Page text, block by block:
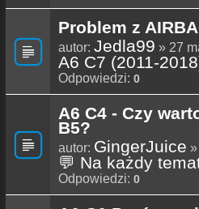
Problem z
autor: Jedla99 » 27
A6 C7 (2011-
Odpowiedzi: 0
A6 C4 - Czy
B5?
autor: GingerJuice
💬 Na każdy
Odpowiedzi: 0